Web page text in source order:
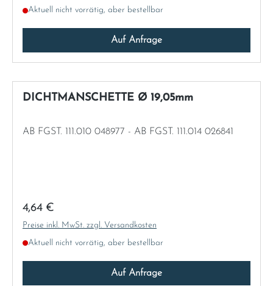
AUSNAHMEN - BIS FGST. 111.012 049855 & AB FGST.
026841 - AB FGST. 111.021 026884
Aktuell nicht vorrätig, aber bestellbar
Auf Anfrage
DICHTMANSCHETTE Ø 19,05mm
AB FGST. 111.010 048977 - AB FGST. 111.014 026841
Regulärer Preis:
4,64 €
Preise inkl. MwSt. zzgl. Versandkosten
Aktuell nicht vorrätig, aber bestellbar
Auf Anfrage